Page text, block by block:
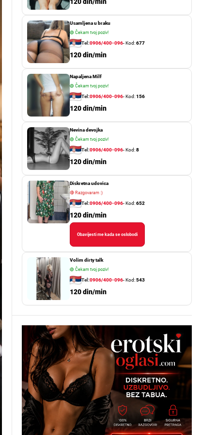
m
e
Usamljena u braku
🟢 Čekam tvoj poziv!
Tel:0906/400-096- Kod:677
120 din/min
Napaljena Milf
🟢 Čekam tvoj poziv!
Tel:0906/400-096- Kod:156
120 din/min
Nevina devojka
🟢 Čekam tvoj poziv!
Tel:0906/400-096- Kod:8
120 din/min
Diskretna udovica
🔴Razgovaram :)
Tel:0906/400-096- Kod:652
120 din/min
Obavijesti me kada se oslobodi
Volim dirty talk
🟢 Čekam tvoj poziv!
Tel:0906/400-096- Kod:543
120 din/min